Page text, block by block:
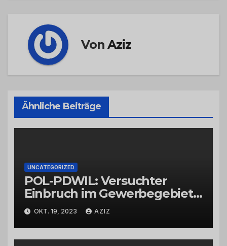
VonAziz
Ähnliche Beiträge
UNCATEGORIZED
POL-PDWIL: Versuchter
Einbruch im Gewerbegebiet
Wittlich
OKT. 19, 2023 AZIZ